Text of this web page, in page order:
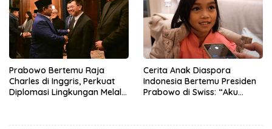
Prabowo Bertemu Raja
Charles di Inggris, Perkuat
Diplomasi Lingkungan Melalui
Cerita Anak Diaspora
Indonesia Bertemu Presiden
Prabowo di Swiss: “Aku